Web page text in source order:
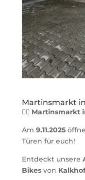
Martinsmarkt
🚴‍♂️ Martinsmarkt
Am 9.11.2025
Türen für euch!
Entdeckt unsere
Bikesvon